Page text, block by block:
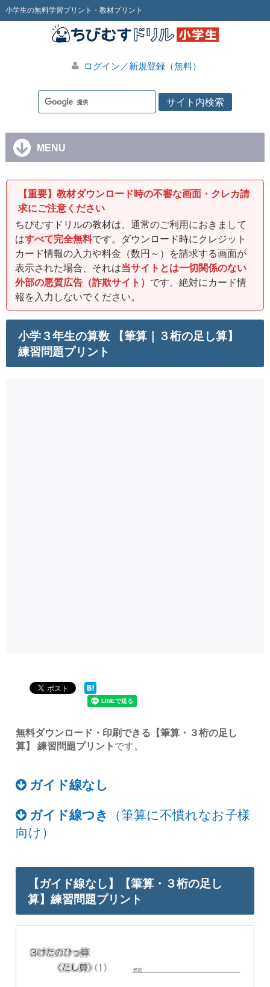
小学生の無料学習プリント・教材プリント
ログイン／新規登録（無料）
MENU
【重要】教材ダウンロード時の不審な画面・クレカ請
求にご注意ください
ちびむすドリルの教材は、通常のご利用におきまして
はすべて完全無料です。ダウンロード時にクレジット
カード情報の入力や料金（数円～）を請求する画面が
表示された場合、それは当サイトとは一切関係のない
外部の悪質広告（詐欺サイト） です。絶対にカード情
報を入力しないでください。
小学３年生の算数 【筆算｜３桁の足し算】
練習問題プリント
無料ダウンロード・印刷できる【筆算・３桁の足し
算】 練習問題プリント です。
ガイド線なし
ガイド線つき
（筆算に不慣れなお子様
向け）
【ガイド線なし】【筆算・３桁の足し
算】練習問題プリント